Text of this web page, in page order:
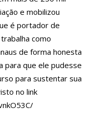
de ato pró-Brasil
na zona Leste de
sobre piso salarial
em 2018, Hissa é
de Manaus
o primeiro no Avante à
e mobilizou
é portador de
como
de forma honesta
para que ele pudesse
para sustentar sua
no link